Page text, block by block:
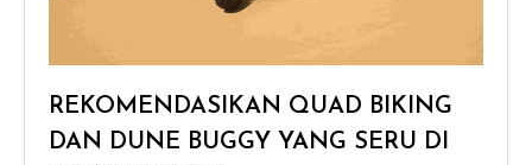
REKOMENDASIKAN QUAD BIKING
DAN DUNE BUGGY YANG SERU DI